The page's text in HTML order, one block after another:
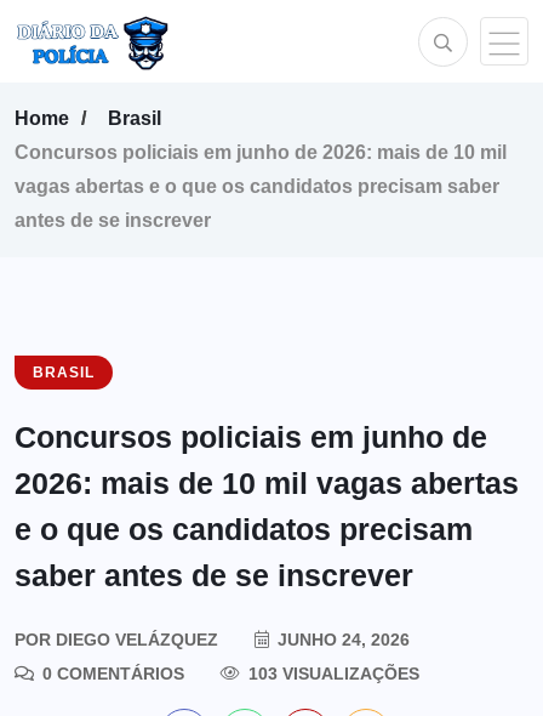
Home
Brasil
Concursos policiais em junho de 2026: mais de 10 mil
vagas abertas e o que os candidatos precisam saber
antes de se inscrever
BRASIL
Concursos policiais em junho de
2026: mais de 10 mil vagas abertas
e o que os candidatos precisam
saber antes de se inscrever
POR DIEGO VELÁZQUEZ
JUNHO 24, 2026
0 COMENTÁRIOS
103 VISUALIZAÇÕES